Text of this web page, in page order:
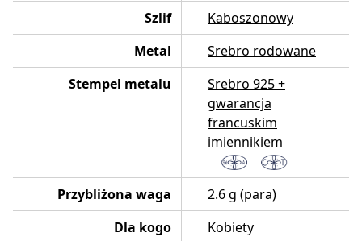
Szlif
Kaboszonowy
Metal
Srebro rodowane
Stempel metalu
Srebro 925 +
gwarancja
francuskim
imiennikiem
Przybliżona waga
2.6 g (para)
Dla kogo
Kobiety